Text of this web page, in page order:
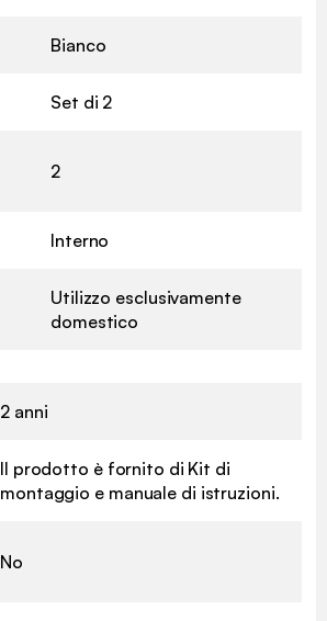
Bianco
Set di 2
2
Interno
Utilizzo esclusivamente
domestico
2 anni
Il prodotto è fornito di Kit di
montaggio e manuale di istruzioni.
No